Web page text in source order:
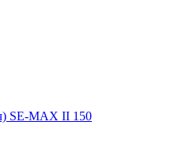
SE-MAX II 150